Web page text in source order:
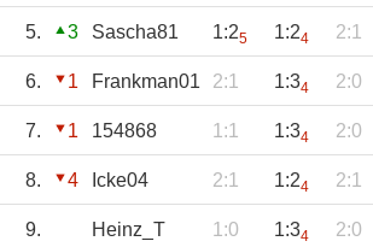
5. 3 Sascha81 1:25 1:24 2:1
6. 1 Frankman01 2:1 1:34 2:0
7. 1 154868 1:1 1:34 2:0
8. 4 Icke04 2:1 1:24 2:1
9. Heinz_T 1:0 1:34 2:0